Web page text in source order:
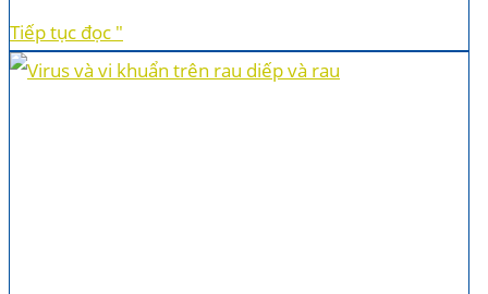
Tiếp tục đọc "